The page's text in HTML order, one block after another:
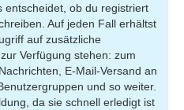
entscheidet, ob du registriert
Auf jeden Fall erhältst
auf zusätzliche
Verfügung stehen: zum
E-Mail-Versand an
und so weiter.
da sie schnell erledigt ist